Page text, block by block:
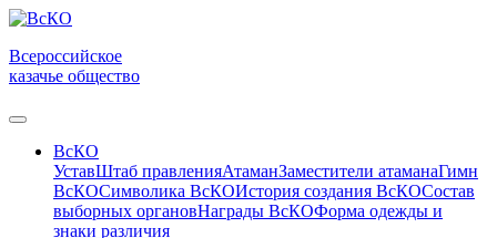
Всероссийское
казачье общество
ВсКО
УставШтаб правленияАтаманЗаместители атаманаГимн
ВсКОСимволика ВсКОИстория создания ВсКОСостав
выборных органовНаграды ВсКОФорма одежды и
знаки различия